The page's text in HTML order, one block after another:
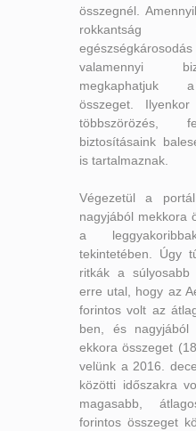
összegnél.
rokkantság
valamennyi
megkaphatjuk
összeget.
biztosításaink
is tartalmaznak.
Végezetül a
nagyjából mekkora
a
tekintetében. Úgy
ritkák a súlyosabb
erre utal, hogy az
forintos volt az
ben, és
ekkora összeget
velünk a 2016.
közötti időszakra
magasabb,
forintos összeget